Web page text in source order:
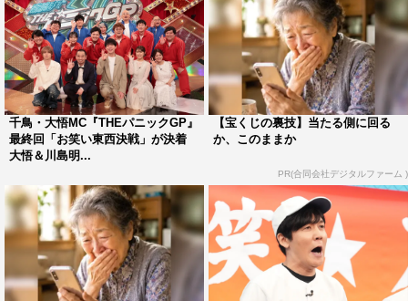
『THE パニックGP』左から）永瀬廉、酒井貴士、イワクラ©日本テレ
番組情報
『THE パニックGP』
日本テレビ系
千鳥・大悟MC『THEパニックGP』
最終回「お笑い東西決戦」が決着
大悟＆川島明...
【宝くじの裏技】当たる側に回る
か、このままか
PR(合同会社デジタルファーム )